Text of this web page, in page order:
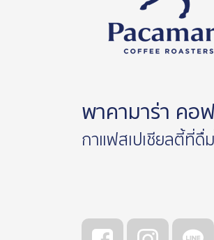
พาคามาร่า คอ
กาแฟสเปเชียลตี้ที่ดื่